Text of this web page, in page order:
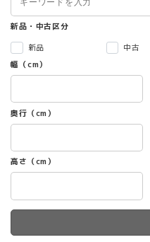
新品・中古区分
新品
中古
幅（cm）
奥行（cm）
高さ（cm）